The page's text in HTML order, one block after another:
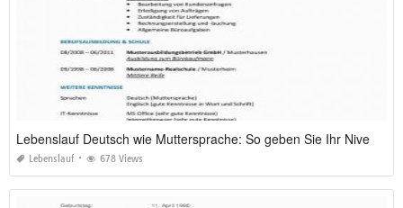
Lebenslauf 678 Views